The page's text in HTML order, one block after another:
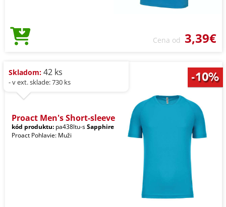
Cena od 3,39€
Skladom: 42 ks
- v ext. sklade: 730 ks
Proact Men's Short-sleeve
kód produktu: pa438ltu-sSapphire
Proact Pohlavie: Muži